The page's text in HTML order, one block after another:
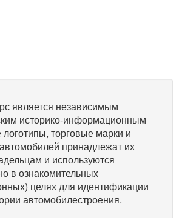
является независимым
историко-информационным
торговые марки и
принадлежат их
и используются
в ознакомительных
целях для идентификации
автомобилестроения.